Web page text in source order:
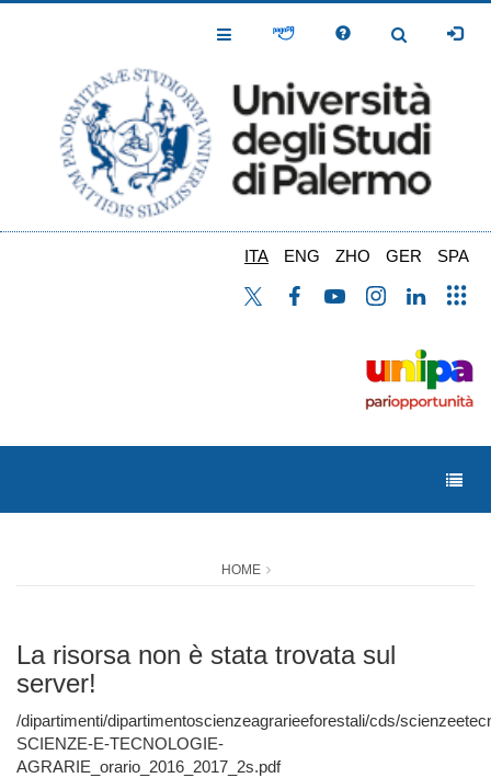
Toggle
Toggle
ITA ENG ZHO GER SPA
HOME
La risorsa non è stata trovata sul
server!
/dipartimenti/dipartimentoscienzeagrarieeforestali/cds/
SCIENZE-E-TECNOLOGIE-
AGRARIE_orario_2016_2017_2s.pdf